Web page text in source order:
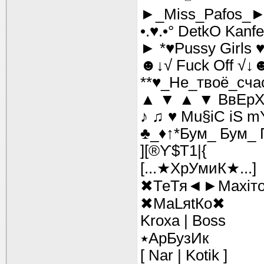
•.♥.•° DetkO
► *♥Pussy Girls
☻↓√ Fuck Off
▲ ▼ ▲ ▼
♪ ♫ ♥ Mu§iC iS
♣_♦↑*Бум_ Бум_
][®ϒ$Т1|{
[...★ХрУмиК★...]
✖МаLяtКо✖
Kroxa | Boss
٭АрБузИк
[ Nar | Kotik ]